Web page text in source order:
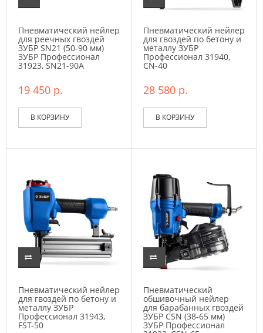
Пневматический нейлер
для реечных гвоздей
ЗУБР SN21 (50-90 мм)
ЗУБР Профессионал
31923, SN21-90A
19 450 р.
В КОРЗИНУ
Пневматический нейлер
для гвоздей по бетону и
металлу ЗУБР
Профессионал 31940,
CN-40
28 580 р.
В КОРЗИНУ
Пневматический нейлер
для гвоздей по бетону и
металлу ЗУБР
Профессионал 31943,
FST-50
Пневматический
обшивочный нейлер
для барабанных гвоздей
ЗУБР CSN (38-65 мм)
ЗУБР Профессионал